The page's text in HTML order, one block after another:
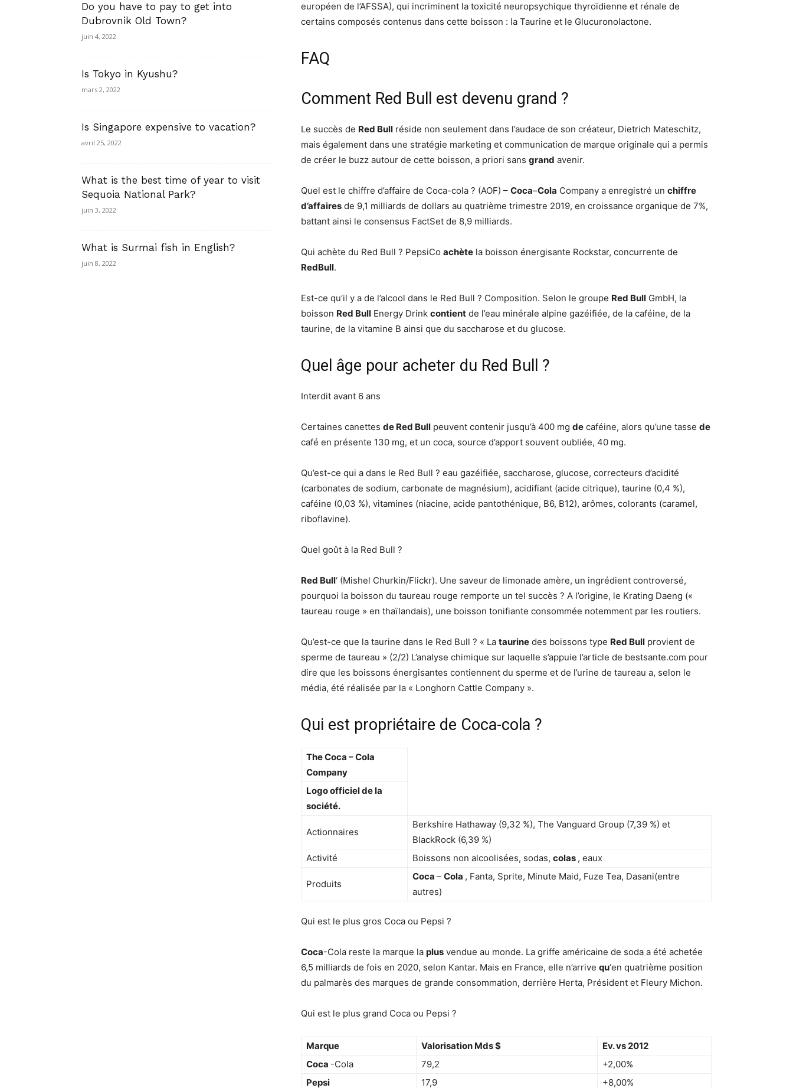
européen de l’AFSSA), qui incriminent la toxicité neuropsychique thyroïdienne et rénale de
certains composés contenus dans cette boisson : la Taurine et le Glucuronolactone.
FAQ
Comment Red Bull est devenu grand ?
Le succès de Red Bull réside non seulement dans l’audace de son créateur, Dietrich Mateschitz,
mais également dans une stratégie marketing et communication de marque originale qui a permis
de créer le buzz autour de cette boisson, a priori sans grand avenir.
Quel est le chiffre d’affaire de Coca-cola ? (AOF) – Coca–Cola Company a enregistré un chiffre
d’affaires de 9,1 milliards de dollars au quatrième trimestre 2019, en croissance organique de 7%,
battant ainsi le consensus FactSet de 8,9 milliards.
Qui achète du Red Bull ? PepsiCo achète la boisson énergisante Rockstar, concurrente de
RedBull.
Est-ce qu’il y a de l’alcool dans le Red Bull ? Composition. Selon le groupe Red Bull GmbH, la
boisson Red Bull Energy Drink contient de l’eau minérale alpine gazéifiée, de la caféine, de la
taurine, de la vitamine B ainsi que du saccharose et du glucose.
Quel âge pour acheter du Red Bull ?
Interdit avant 6 ans
Certaines canettes de Red Bull peuvent contenir jusqu’à 400 mg de caféine, alors qu’une tasse de
café en présente 130 mg, et un coca, source d’apport souvent oubliée, 40 mg.
Qu’est-ce qui a dans le Red Bull ? eau gazéifiée, saccharose, glucose, correcteurs d’acidité
(carbonates de sodium, carbonate de magnésium), acidifiant (acide citrique), taurine (0,4 %),
caféine (0,03 %), vitamines (niacine, acide pantothénique, B6, B12), arômes, colorants (caramel,
riboflavine).
Quel goût à la Red Bull ?
Red Bull‘ (Mishel Churkin/Flickr). Une saveur de limonade amère, un ingrédient controversé,
pourquoi la boisson du taureau rouge remporte un tel succès ? A l’origine, le Krating Daeng («
taureau rouge » en thaïlandais), une boisson tonifiante consommée notemment par les routiers.
Qu’est-ce que la taurine dans le Red Bull ? « La taurine des boissons type Red Bull provient de
sperme de taureau » (2/2) L’analyse chimique sur laquelle s’appuie l’article de bestsante.com pour
dire que les boissons énergisantes contiennent du sperme et de l’urine de taureau a, selon le
média, été réalisée par la « Longhorn Cattle Company ».
Qui est propriétaire de Coca-cola ?
TheCoca –Cola
Company
Logo officiel de la
société.
Actionnaires
Berkshire Hathaway (9,32 %), The Vanguard Group (7,39 %) et
BlackRock (6,39 %)
Activité
Boissons non alcoolisées, sodas, colas , eaux
Produits
Coca – Cola , Fanta, Sprite, Minute Maid, Fuze Tea, Dasani(entre
autres)
Qui est le plus gros Coca ou Pepsi ?
Coca-Cola reste la marque la plus vendue au monde. La griffe américaine de soda a été achetée
6,5 milliards de fois en 2020, selon Kantar. Mais en France, elle n’arrive qu‘en quatrième position
du palmarès des marques de grande consommation, derrière Herta, Président et Fleury Michon.
Qui est le plus grand Coca ou Pepsi ?
Marque Valorisation Mds $
Ev. vs 2012
Coca -Cola 79,2
+2,00%
Pepsi
17,9 +8,00%
Do you have to pay to get into
Dubrovnik Old Town?
juin 4, 2022
Is Tokyo in Kyushu?
mars 2, 2022
Is Singapore expensive to vacation?
avril 25, 2022
What is the best time of year to visit
Sequoia National Park?
juin 3, 2022
What is Surmai fish in English?
juin 8, 2022